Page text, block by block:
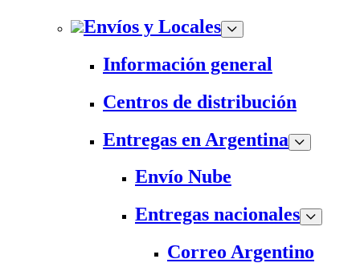
Envíos y Locales
Información general
Centros de distribución
Entregas en Argentina
Envío Nube
Entregas nacionales
Correo Argentino